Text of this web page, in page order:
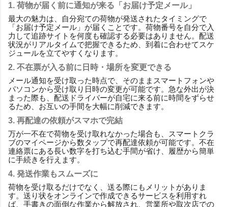
1. 荷物が届く前に通知が来る「お届け予定メール」
最大の魅力は、自分宛ての荷物が発送されたタイミングで
「お届け予定メール」が届くことです。荷物番号を自分で入
力して追跡サイトを何度も確認する必要はありません。配送
状況がリアルタイムで把握できるため、到着に合わせてスケ
ジュールを立てやすくなります。
2. 不在票が入る前に日時・場所を変更できる
メール通知を受け取った時点で、そのままスマートフォンや
パソコンから受け取り日時の変更が可能です。急な外出が決
まった際も、配送ドライバーが自宅に来る前に時間をずらせ
るため、お互いの手間を大幅に削減できます。
3. 再配達の依頼がスマホで完結
万が一不在で荷物を受け取れなかった場合も、スマートクラ
ブのマイページから数タップで再配達依頼が可能です。不在
連絡票にある長い数字を打ち込む手間が省け、履歴から簡単
に手続きを行えます。
4. 発送作業もスムーズに
荷物を受け取るだけでなく、送る際にもメリットがありま
す。送り状をオンラインで作成できるサービスを利用すれ
ば、手書きの面倒な作業から解放され、営業所や取次店での